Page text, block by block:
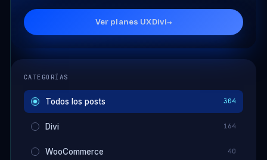
Ver planes UXDivi→
CATEGORÍAS
Todos los posts 304
Divi 164
WooCommerce 40